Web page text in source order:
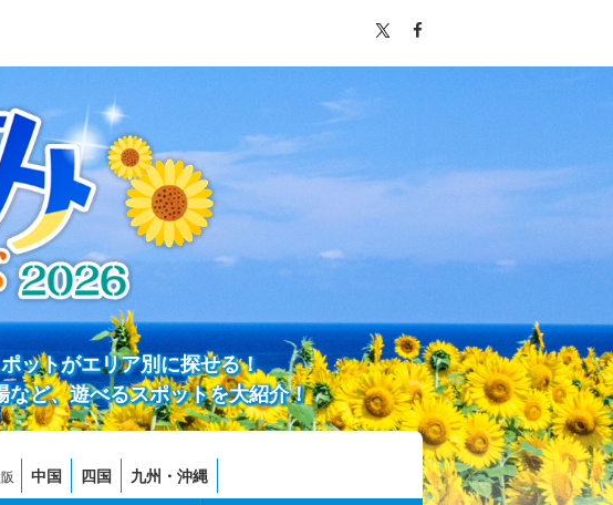
ットがエリア別に探せる！
ど、遊べるスポットを大紹介！
中国 四国 九州・沖縄